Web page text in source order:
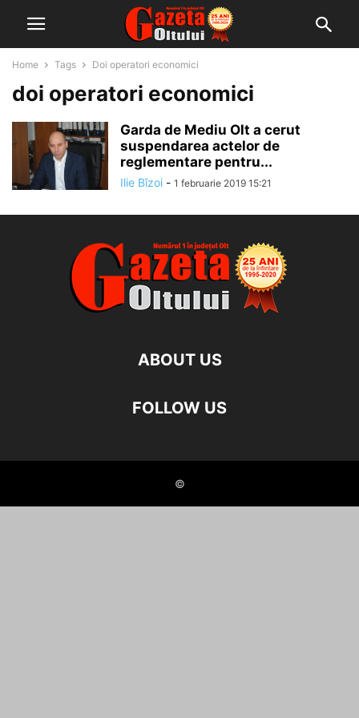
Home Tags Doi operatori economici
doi operatori economici
Garda de Mediu Olt a cerut
suspendarea actelor de
reglementare pentru...
Ilie Bîzoi - 1 februarie 2019 15:21
ABOUT US
FOLLOW US
©